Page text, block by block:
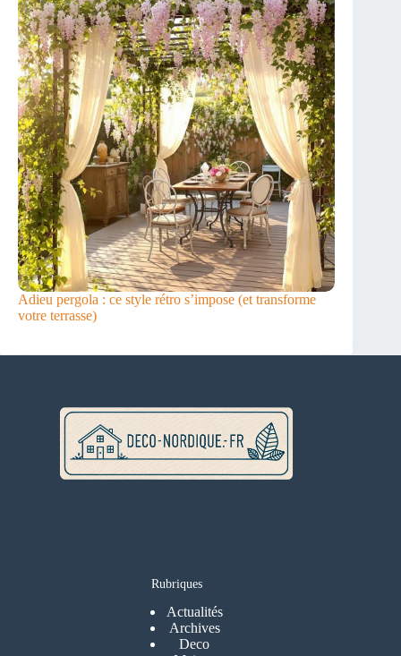
Adieu pergola : ce style rétro s’impose (et transforme
votre terrasse)
Rubriques
Actualités
Archives
Deco